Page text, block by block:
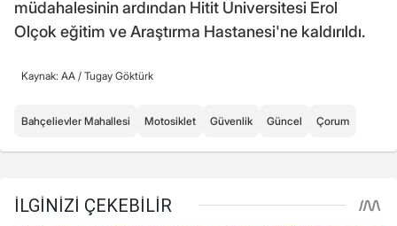
müdahalesinin ardından Hitit Üniversitesi Erol
Olçok eğitim ve Araştırma Hastanesi'ne kaldırıldı.
Kaynak: AA / Tugay Göktürk
Bahçelievler Mahallesi Motosiklet Güvenlik Güncel Çorum